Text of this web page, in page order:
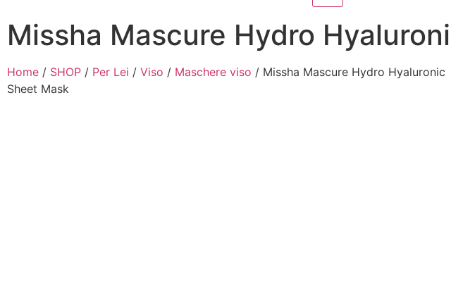
Missha Mascure Hydro
Home / SHOP / Per Lei / Viso / Maschere viso / Missha Mascure Hydro Hyaluronic
Sheet Mask